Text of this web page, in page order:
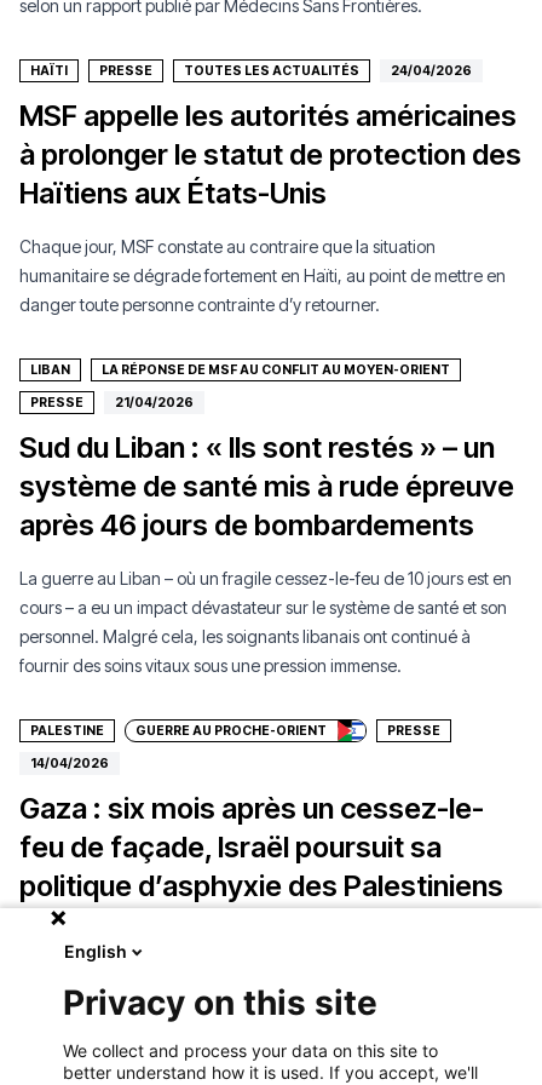
selon un rapport publié par Médecins Sans Frontières.
HAÏTI PRESSE TOUTES LES ACTUALITÉS 24/04/2026
MSF appelle les autorités américaines
à prolonger le statut de protection des
Haïtiens aux États-Unis
Chaque jour, MSF constate au contraire que la situation
humanitaire se dégrade fortement en Haïti, au point de mettre en
danger toute personne contrainte d’y retourner.
LIBAN LA RÉPONSE DE MSF AU CONFLIT AU MOYEN-ORIENT
PRESSE 21/04/2026
Sud du Liban : « Ils sont restés » – un
système de santé mis à rude épreuve
après 46 jours de bombardements
La guerre au Liban – où un fragile cessez-le-feu de 10 jours est en
cours – a eu un impact dévastateur sur le système de santé et son
personnel. Malgré cela, les soignants libanais ont continué à
fournir des soins vitaux sous une pression immense.
Faire un don
PALESTINE GUERRE AU PROCHE-ORIENT PRESSE
14/04/2026
Gaza : six mois après un cessez-le-
feu de façade, Israël poursuit sa
politique d’asphyxie des Palestiniens
contrôle militaire sur la bande de Gaza ne cesse de s’étendre,
tandis que les Palestiniens subissent toujours des conditions de vie
English
Privacy on this site
We collect and process your data on this site to
better understand how it is used. If you accept, we'll